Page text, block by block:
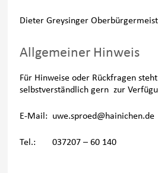
Dieter Greysinger
Allgemeiner Hinweis
Für Hinweise oder Rückfragen
selbstverständlich gern zur
E-Mail: uwe.sproed@hainichen.de
Tel.: 037207 – 60 140